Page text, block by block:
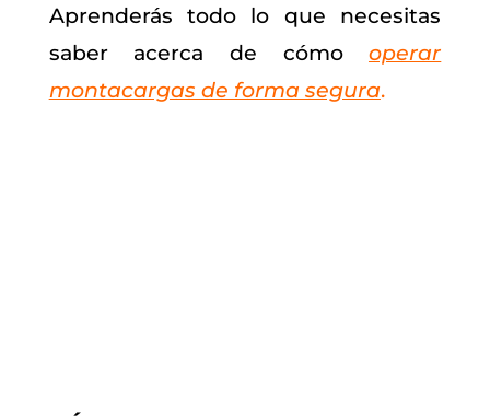
Aprenderás todo lo que necesitas
saber acerca de cómooperar
montacargas de forma segura.